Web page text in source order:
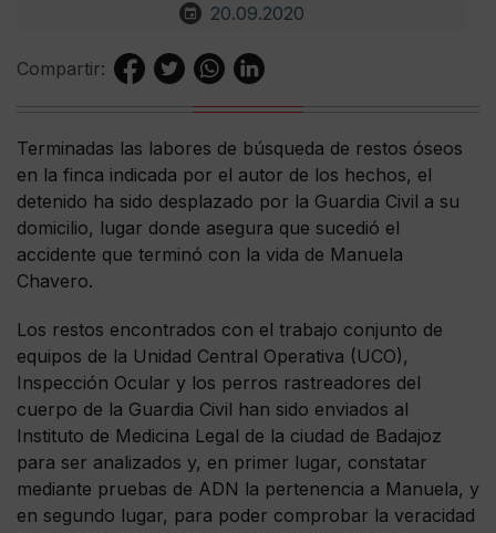
20.09.2020
Compartir:
Terminadas las labores de búsqueda de restos óseos
en la finca indicada por el autor de los hechos, el
detenido ha sido desplazado por la Guardia Civil a su
domicilio, lugar donde asegura que sucedió el
accidente que terminó con la vida de Manuela
Chavero.
Los restos encontrados con el trabajo conjunto de
equipos de la Unidad Central Operativa (UCO),
Inspección Ocular y los perros rastreadores del
cuerpo de la Guardia Civil han sido enviados al
Instituto de Medicina Legal de la ciudad de Badajoz
para ser analizados y, en primer lugar, constatar
mediante pruebas de ADN la pertenencia a Manuela, y
en segundo lugar, para poder comprobar la veracidad